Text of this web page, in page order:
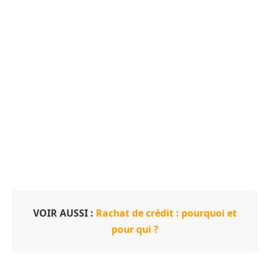
VOIR AUSSI : Rachat de crédit : pourquoi et
pour qui ?